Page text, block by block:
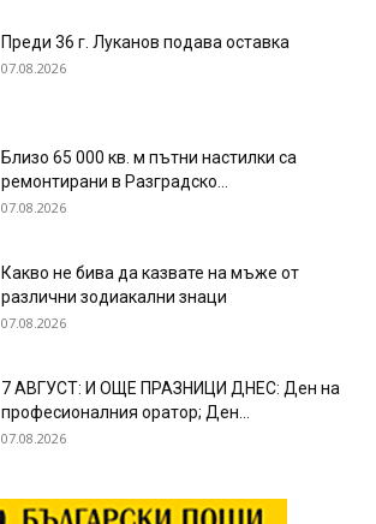
Преди 36 г. Луканов подава оставка
07.08.2026
Близо 65 000 кв. м пътни настилки са
ремонтирани в Разградско...
07.08.2026
Какво не бива да казвате на мъже от
различни зодиакални знаци
07.08.2026
7 АВГУСТ: И ОЩЕ ПРАЗНИЦИ ДНЕС: Ден на
професионалния оратор; Ден...
07.08.2026